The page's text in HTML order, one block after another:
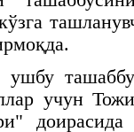
учун